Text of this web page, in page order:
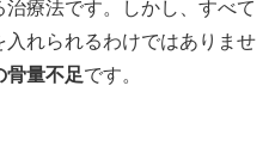
療法です。しかし、すべて
れられるわけではありませ
骨量不足です。